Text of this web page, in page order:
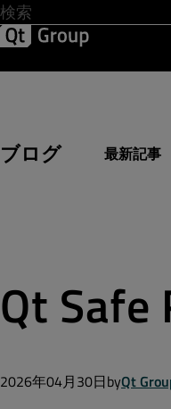
ブログ 最新記事
Qt Safe
2026年04月30日byQt